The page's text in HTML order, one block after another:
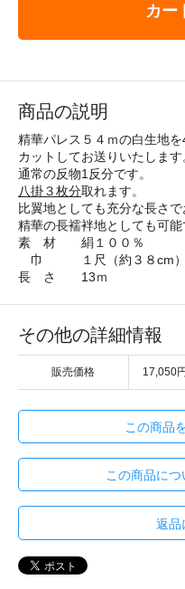
カー
商品の説明
精華パレス５４ｍの白生地を
カットしてお送りいたします
通常の反物1反分です。
八掛３枚分取れます。
比翼地としても充分な長さで
精華の長襦袢地としても
素 材 絹１００％
巾 １尺（約３８cm）
長 さ 13ｍ
その他の詳細情報
販売価格 17,050
この商品
この商品につ
返品